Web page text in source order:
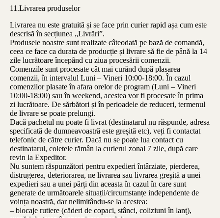
11.Livrarea produselor
Livrarea nu este gratuită și se face prin curier rapid așa cum este
descrisă în secțiunea „Livrări”.
Produsele noastre sunt realizate câteodată pe bază de comandă,
ceea ce face ca durata de producție și livrare să fie de până la 14
zile lucrătoare începând cu ziua procesării comenzii.
Comenzile sunt procesate cât mai curând după plasarea
comenzii, în intervalul Luni – Vineri 10:00-18:00. În cazul
comenzilor plasate în afara orelor de program (Luni – Vineri
10:00-18:00) sau în weekend, acestea vor fi procesate în prima
zi lucrătoare. De sărbători și în perioadele de reduceri, termenul
de livrare se poate prelungi.
Dacă pachetul nu poate fi livrat (destinatarul nu răspunde, adresa
specificată de dumneavoastră este greșită etc), veți fi contactat
telefonic de către curier. Dacă nu se poate lua contact cu
destinatarul, coletele rămân la curierul zonal 7 zile, după care
revin la Expeditor.
Nu suntem răspunzători pentru expedieri întârziate, pierderea,
distrugerea, deteriorarea, ne livrarea sau livrarea greșită a unei
expedieri sau a unei părți din aceasta în cazul în care sunt
generate de următoarele situații/circumstanțe independente de
voința noastră, dar nelimitându-se la acestea:
– blocaje rutiere (căderi de copaci, stânci, coliziuni în lanț),